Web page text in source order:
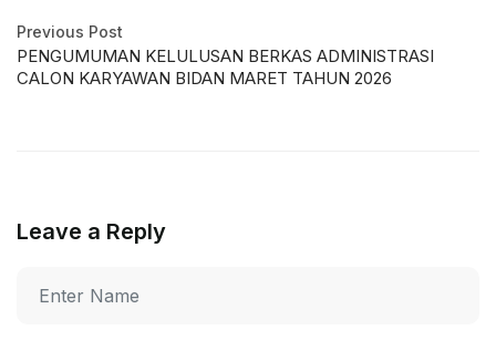
Previous Post
PENGUMUMAN KELULUSAN BERKAS ADMINISTRASI
CALON KARYAWAN BIDAN MARET TAHUN 2026
Leave a Reply